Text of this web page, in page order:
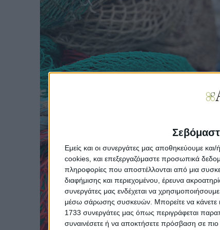
Εμείς και οι συνεργάτες μας αποθηκεύουμε
cookies, και επεξεργαζόμαστε προσωπικά
πληροφορίες που αποστέλλονται από μια
διαφήμισης και περιεχομένου, έρευνα
συνεργάτες μας ενδέχεται να
μέσω σάρωσης συσκευών. Μπορείτε να κάνετε
1733 συνεργάτες μας όπως περιγράφεται
συναινέσετε ή να αποκτήσετε πρόσβαση σε πιο